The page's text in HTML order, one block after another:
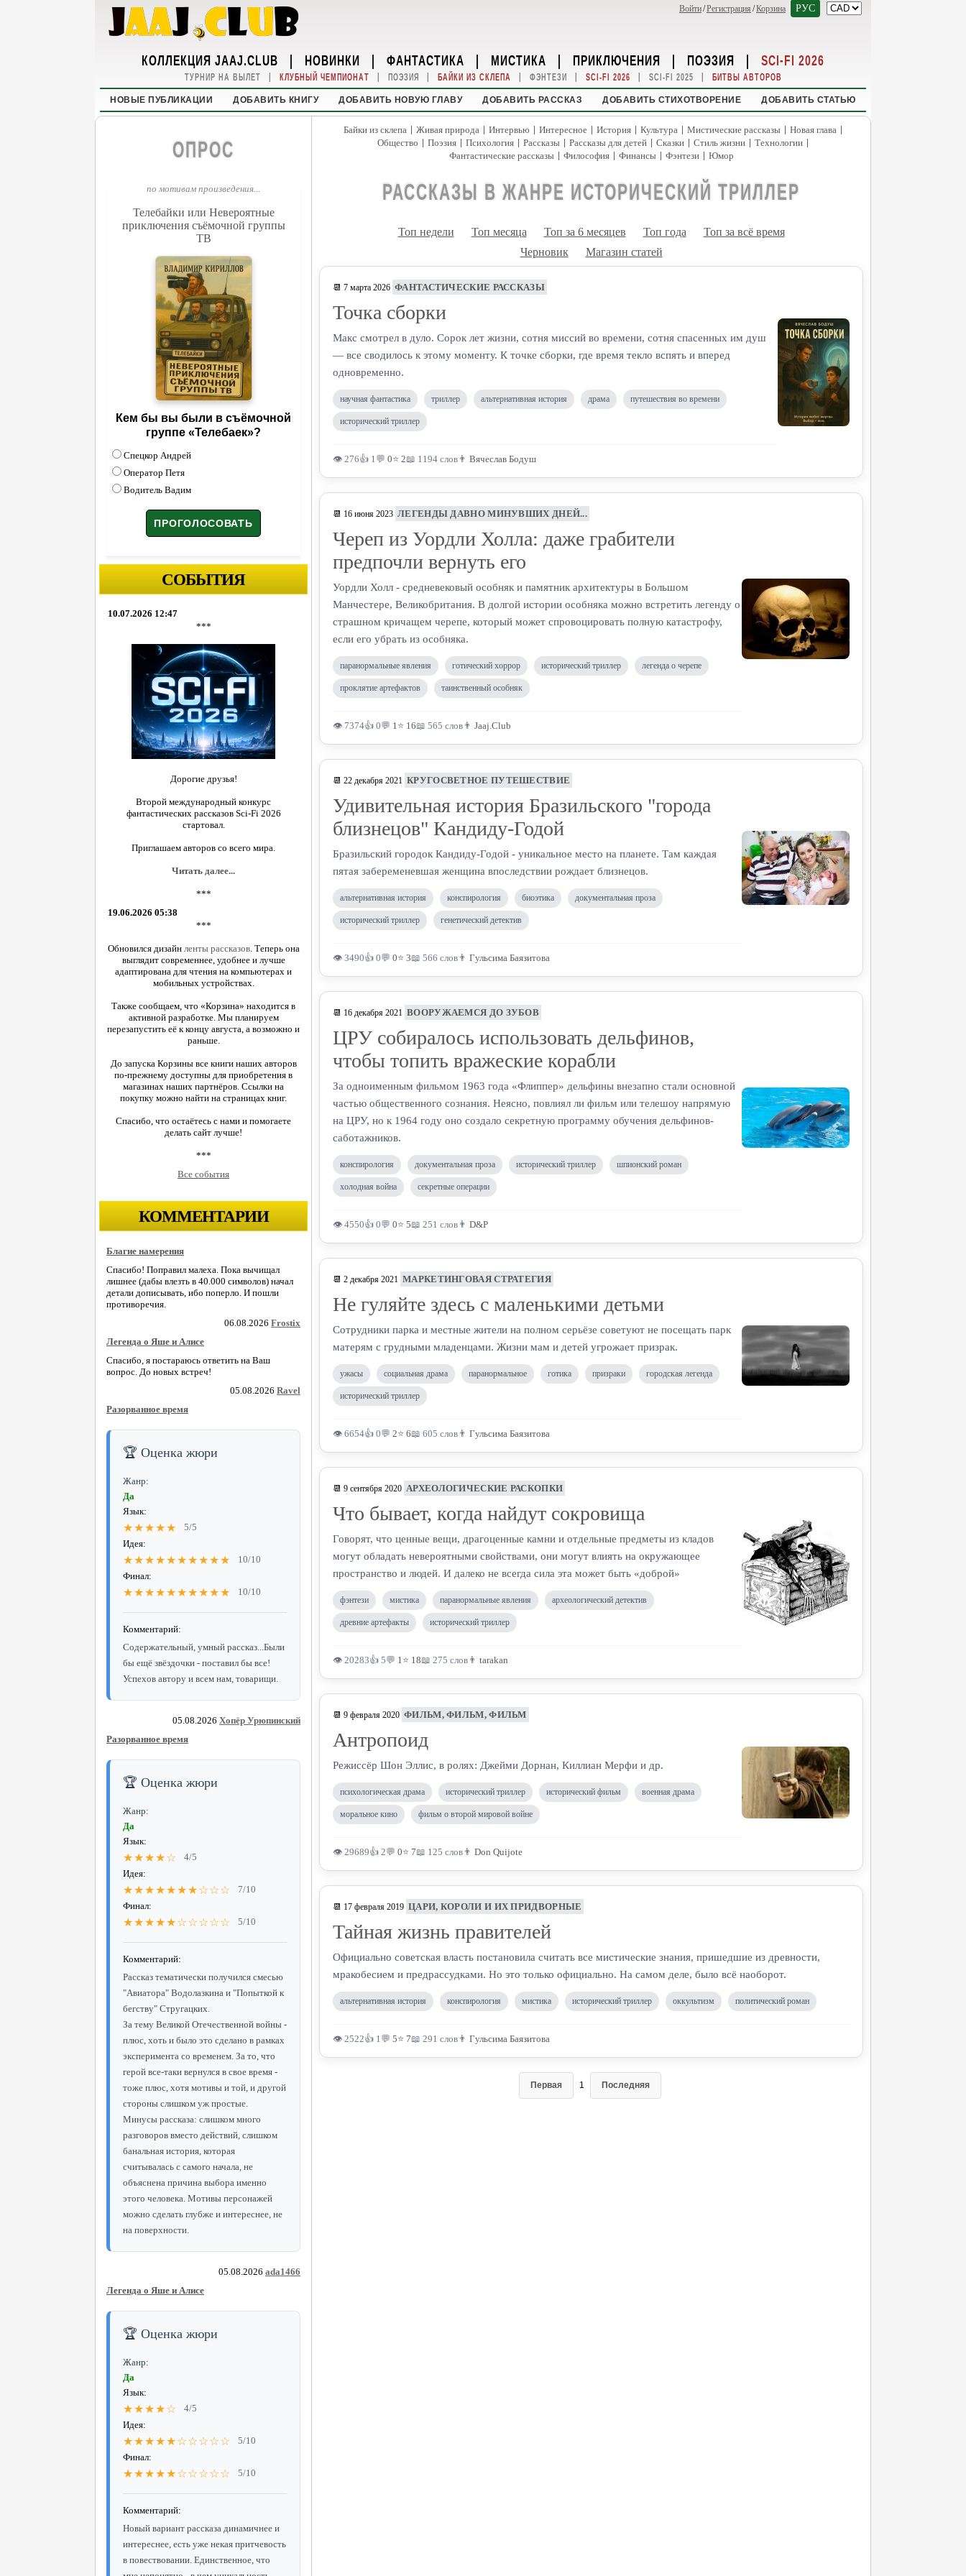
Войти/Регистрация /Корзина РУС
КОЛЛЕКЦИЯ JAAJ.CLUB | НОВИНКИ | ФАНТАСТИКА | МИСТИКА | ПРИКЛЮЧЕНИЯ | ПОЭЗИЯ | SCI-FI 2026
ТУРНИР НА ВЫЛЕТ | КЛУБНЫЙ ЧЕМПИОНАТ | ПОЭЗИЯ | БАЙКИ ИЗ СКЛЕПА | ФЭНТЕЗИ | SCI-FI 2026 | SCI-FI 2025 | БИТВЫ АВТОРОВ
НОВЫЕ ПУБЛИКАЦИИ ДОБАВИТЬ КНИГУ ДОБАВИТЬ НОВУЮ ГЛАВУ ДОБАВИТЬ РАССКАЗ ДОБАВИТЬ СТИХОТВОРЕНИЕ ДОБАВИТЬ СТАТЬЮ
ОПРОС
по мотивам произведения...
Телебайки или Невероятные
приключения съёмочной группы
ТВ
Кем бы вы были в съёмочной
группе «Телебаек»?
Спецкор Андрей
Оператор Петя
Водитель Вадим
СОБЫТИЯ
10.07.2026 12:47
***
Дорогие друзья!
Второй международный конкурс
фантастических рассказов Sci-Fi 2026
стартовал.
Приглашаем авторов со всего мира.
Читать далее...
***
19.06.2026 05:38
***
Обновился дизайн ленты рассказов. Теперь она
выглядит современнее, удобнее и лучше
адаптирована для чтения на компьютерах и
мобильных устройствах.
Также сообщаем, что «Корзина» находится в
активной разработке. Мы планируем
перезапустить её к концу августа, а возможно и
раньше.
До запуска Корзины все книги наших авторов
по-прежнему доступны для приобретения в
магазинах наших партнёров. Ссылки на
покупку можно найти на страницах книг.
Спасибо, что остаётесь с нами и помогаете
делать сайт лучше!
***
Все события
КОММЕНТАРИИ
Благие намерения
Спасибо! Поправил малеха. Пока вычищал
лишнее (дабы влезть в 40.000 символов) начал
детали дописывать, ибо поперло. И пошли
противоречия.
06.08.2026 Frostix
Легенда о Яше и Алисе
Спасибо, я постараюсь ответить на Ваш
вопрос. До новых встреч!
05.08.2026 Ravel
Разорванное время
🏆 Оценка жюри
Жанр:
Да
Язык:
★★★★★
5/5
Идея:
★★★★★★★★★★
10/10
Финал:
★★★★★★★★★★ 10/10
Комментарий:
Содержательный, умный рассказ...Были
бы ещё звёздочки - поставил бы все!
Успехов автору и всем нам, товарищи.
05.08.2026 Хопёр Урюпинский
Разорванное время
🏆 Оценка жюри
Жанр:
Да
Язык:
★★★★☆
4/5
Идея:
★★★★★★★☆☆☆
7/10
Финал:
★★★★★☆☆☆☆☆ 5/10
Комментарий:
Рассказ тематически получился смесью
"Авиатора" Водолазкина и "Попыткой к
бегству" Стругацких.
За тему Великой Отечественной войны -
плюс, хоть и было это сделано в рамках
эксперимента со временем. За то, что
герой все-таки вернулся в свое время -
тоже плюс, хотя мотивы и той, и другой
стороны слишком уж простые.
Минусы рассказа: слишком много
разговоров вместо действий, слишком
банальная история, которая
считывалась с самого начала, не
объяснена причина выбора именно
этого человека. Мотивы персонажей
можно сделать глубже и интереснее, не
на поверхности.
05.08.2026 ada1466
Легенда о Яше и Алисе
🏆 Оценка жюри
Жанр:
Да
Язык:
★★★★☆
4/5
Идея:
★★★★★☆☆☆☆☆
5/10
Финал:
★★★★★☆☆☆☆☆ 5/10
Комментарий:
Новый вариант рассказа динамичнее и
интереснее, есть уже некая притчевость
в повествовании. Единственное, что
Байки из склепа | Живая природа | Интервью | Интересное | История | Культура | Мистические рассказы | Новая глава |
Общество | Поэзия | Психология | Рассказы | Рассказы для детей | Сказки | Стиль жизни | Технологии |
Фантастические рассказы | Философия | Финансы | Фэнтези | Юмор
РАССКАЗЫ В ЖАНРЕ ИСТОРИЧЕСКИЙ ТРИЛЛЕР
Топ недели Топ месяца Топ за 6 месяцев Топ года
Топ за всё время
Черновик
Магазин статей
📆 7 марта 2026 ФАНТАСТИЧЕСКИЕ РАССКАЗЫ
Точка сборки
Макс смотрел в дуло. Сорок лет жизни, сотня миссий во времени, сотня спасенных им душ
— все сводилось к этому моменту. К точке сборки, где время текло вспять и вперед
одновременно.
научная фантастика триллер альтернативная история драма путешествия во времени
исторический триллер
👁 276👍 1💬 0⭐ 2📖 1194 слов 👨 Вячеслав Бодуш
📆 16 июня 2023 ЛЕГЕНДЫ ДАВНО МИНУВШИХ ДНЕЙ...
Череп из Уордли Холла: даже грабители
предпочли вернуть его
Уордли Холл - средневековый особняк и памятник архитектуры в Большом
Манчестере, Великобритания. В долгой истории особняка можно встретить легенду о
страшном кричащем черепе, который может спровоцировать полную катастрофу,
если его убрать из особняка.
паранормальные явления готический хоррор исторический триллер легенда о черепе
проклятие артефактов таинственный особняк
👁 7374👍 0💬 1⭐ 16📖 565 слов 👨 Jaaj.Club
📆 22 декабря 2021 КРУГОСВЕТНОЕ ПУТЕШЕСТВИЕ
Удивительная история Бразильского "города
близнецов" Кандиду-Годой
Бразильский городок Кандиду-Годой - уникальное место на планете. Там каждая
пятая забеременевшая женщина впоследствии рождает близнецов.
альтернативная история конспирология биоэтика документальная проза
исторический триллер генетический детектив
👁 3490👍 0💬 0⭐ 3📖 566 слов 👨 Гульсима Баязитова
📆 16 декабря 2021 ВООРУЖАЕМСЯ ДО ЗУБОВ
ЦРУ собиралось использовать дельфинов,
чтобы топить вражеские корабли
За одноименным фильмом 1963 года «Флиппер» дельфины внезапно стали основной
частью общественного сознания. Неясно, повлиял ли фильм или телешоу напрямую
на ЦРУ, но к 1964 году оно создало секретную программу обучения дельфинов-
саботажников.
конспирология документальная проза исторический триллер шпионский роман
холодная война секретные операции
👁 4550👍 0💬 0⭐ 5📖 251 слов 👨 D&P
📆 2 декабря 2021 МАРКЕТИНГОВАЯ СТРАТЕГИЯ
Не гуляйте здесь с маленькими детьми
Сотрудники парка и местные жители на полном серьёзе советуют не посещать парк
матерям с грудными младенцами. Жизни мам и детей угрожает призрак.
ужасы социальная драма паранормальное готика призраки городская легенда
исторический триллер
👁 6654👍 0💬 2⭐ 6📖 605 слов 👨 Гульсима Баязитова
📆 9 сентября 2020 АРХЕОЛОГИЧЕСКИЕ РАСКОПКИ
Что бывает, когда найдут сокровища
Говорят, что ценные вещи, драгоценные камни и отдельные предметы из кладов
могут обладать невероятными свойствами, они могут влиять на окружающее
пространство и людей. И далеко не всегда сила эта может быть «доброй»
фэнтези мистика паранормальные явления археологический детектив
древние артефакты исторический триллер
👁 20283👍 5💬 1⭐ 18📖 275 слов 👨 tarakan
📆 9 февраля 2020 ФИЛЬМ, ФИЛЬМ, ФИЛЬМ
Антропоид
Режиссёр Шон Эллис, в ролях: Джейми Дорнан, Киллиан Мерфи и др.
психологическая драма исторический триллер исторический фильм военная драма
моральное кино фильм о второй мировой войне
👁 29689👍 2💬 0⭐ 7📖 125 слов 👨 Don Quijote
📆 17 февраля 2019 ЦАРИ, КОРОЛИ И ИХ ПРИДВОРНЫЕ
Тайная жизнь правителей
Официально советская власть постановила считать все мистические знания, пришедшие из древности,
мракобесием и предрассудками. Но это только официально. На самом деле, было всё наоборот.
альтернативная история конспирология мистика исторический триллер оккультизм политический роман
👁 2522👍 1💬 5⭐ 7📖 291 слов 👨 Гульсима Баязитова
Первая 1 Последняя